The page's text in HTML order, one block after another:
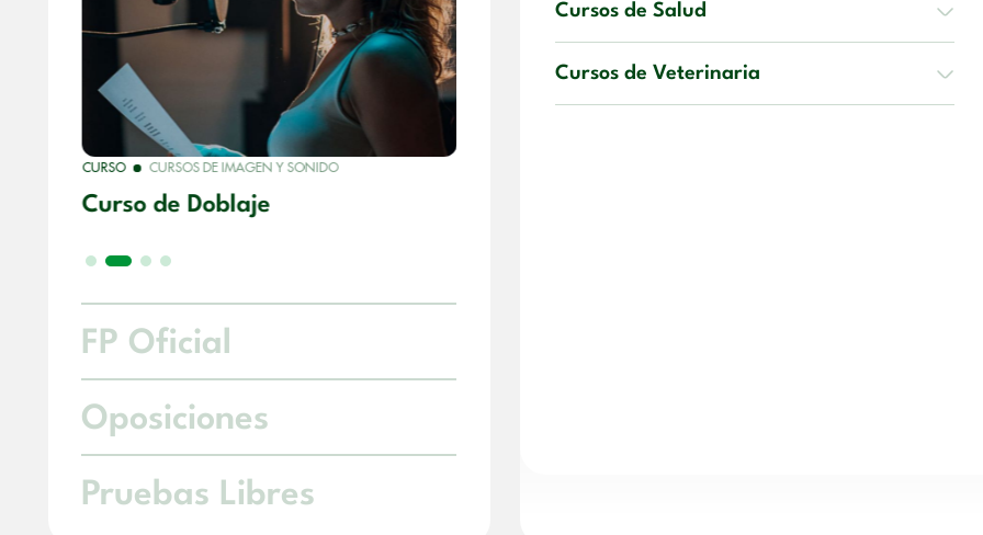
CURSO CURSOS DE IMAGEN Y SONIDO
Curso de Doblaje
FP Oficial
Oposiciones
Pruebas Libres
Cursos de Salud
Cursos de Veterinaria